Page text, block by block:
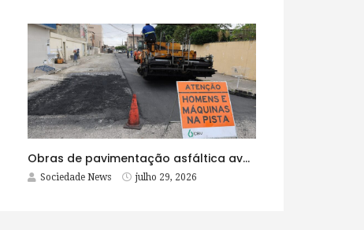
Obras de pavimentação asfáltica avançam no bairro Brasília e chegam a mais quatro ruas
Sociedade News julho 29, 2026